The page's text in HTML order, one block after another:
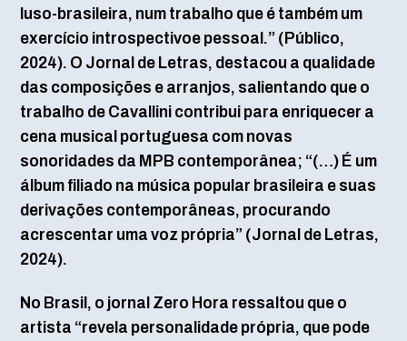
luso-brasileira, num trabalho que é também um
exercício introspectivoe pessoal.” (Público,
2024). O Jornal de Letras, destacou a qualidade
das composições e arranjos, salientando que o
trabalho de Cavallini contribui para enriquecer a
cena musical portuguesa com novas
sonoridades da MPB contemporânea; “(…) É um
álbum filiado na música popular brasileira e suas
derivações contemporâneas, procurando
acrescentar uma voz própria” (Jornal de Letras,
2024).
No Brasil, o jornal Zero Hora ressaltou que o
artista “revela personalidade própria, que pode